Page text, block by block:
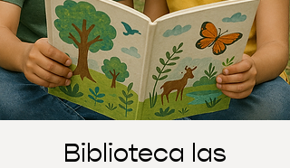
Biblioteca las